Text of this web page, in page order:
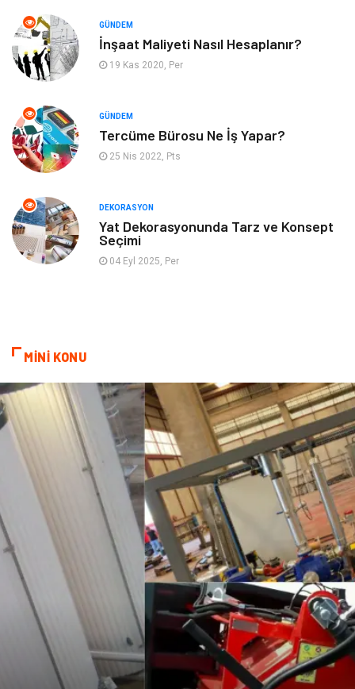
Aksesuar Eğitim Kurumları
Hizmet
Mobilya
İnternet
Nakliyat
Hediyelik Eşya
Basın Yayın
Telekomünikasyon Markalar
İthalat İhracat
Dernekler ve Birlikler
GÜNDEM
İnşaat Maliyeti Nasıl Hesaplanır?
19 Kas 2020, Per
GÜNDEM
Tercüme Bürosu Ne İş Yapar?
25 Nis 2022, Pts
DEKORASYON
Yat Dekorasyonunda Tarz ve Konsept
Seçimi
04 Eyl 2025, Per
MİNİ KONU